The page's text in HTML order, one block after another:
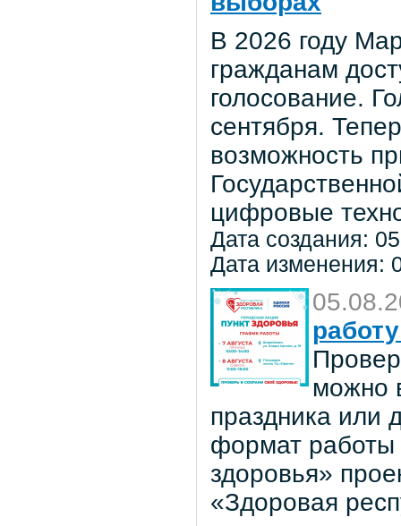
В 2026 году
гражданам
голосование.
сентября.
возможность
цифровые
Дата создания:
Дата изменения:
можно
праздника или
формат работы
здоровья»
«Здоровая